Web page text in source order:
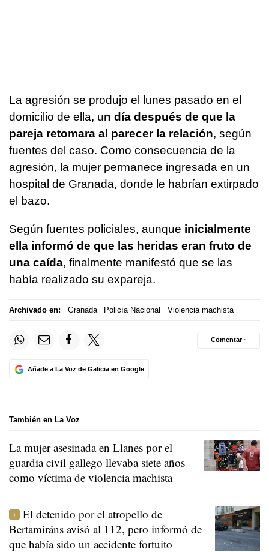
La agresión se produjo el lunes pasado en el
domicilio de ella, un día después de que la
pareja retomara al parecer la relación, según
fuentes del caso. Como consecuencia de la
agresión, la mujer permanece ingresada en un
hospital de Granada, donde le habrían extirpado
el bazo.
Según fuentes policiales, aunque inicialmente
ella informó de que las heridas eran fruto de
una caída, finalmente manifestó que se las
había realizado su expareja.
Archivado en: Granada Policía Nacional Violencia machista
Añade a La Voz de Galicia en Google
Comentar ·
También en La Voz
La mujer asesinada en Llanes por el
guardia civil gallego llevaba siete años
como víctima de violencia machista
El detenido por el atropello de
Bertamiráns avisó al 112, pero informó de
que había sido un accidente fortuito